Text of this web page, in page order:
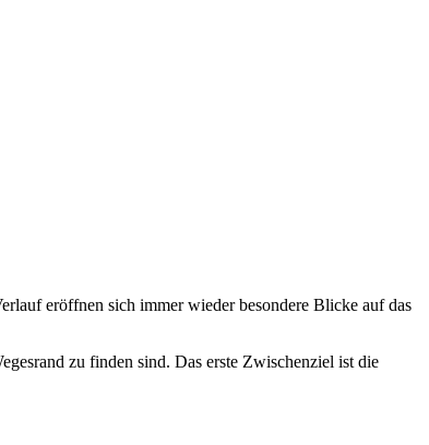
eröffnen sich immer wieder besondere Blicke auf das
zu finden sind. Das erste Zwischenziel ist die